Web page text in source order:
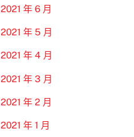
2021 年 6 月
2021 年 5 月
2021 年 4 月
2021 年 3 月
2021 年 2 月
2021 年 1 月